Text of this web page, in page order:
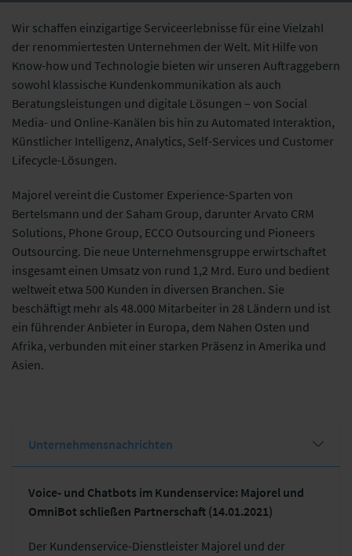
Wir schaffen einzigartige Serviceerlebnisse für eine Vielzahl
der renommiertesten Unternehmen der Welt. Mit Hilfe von
Know-how und Technologie bieten wir unseren Auftraggebern
sowohl klassische Kundenkommunikation als auch
Beratungsleistungen und digitale Lösungen – von Social
Media- und Online-Kanälen bis hin zu Automated Interaktion,
Künstlicher Intelligenz, Analytics, Self-Services und Customer
Lifecycle-Lösungen.
Majorel vereint die Customer Experience-Sparten von
Bertelsmann und der Saham Group, darunter Arvato CRM
Solutions, Phone Group, ECCO Outsourcing und Pioneers
Outsourcing. Die neue Unternehmensgruppe erwirtschaftet
insgesamt einen Umsatz von rund 1,2 Mrd. Euro und bedient
weltweit etwa 500 Kunden in diversen Branchen. Sie
beschäftigt mehr als 48.000 Mitarbeiter in 28 Ländern und ist
ein führender Anbieter in Europa, dem Nahen Osten und
Afrika, verbunden mit einer starken Präsenz in Amerika und
Asien.
Unternehmensnachrichten
Voice- und Chatbots im Kundenservice: Majorel und
OmniBot schließen Partnerschaft (14.01.2021)
Der Kundenservice-Dienstleister Majorel und der